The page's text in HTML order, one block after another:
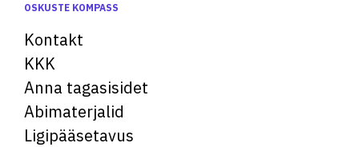
OSKUSTE KOMPASS
Kontakt
KKK
Anna tagasisidet
Abimaterjalid
Ligipääsetavus